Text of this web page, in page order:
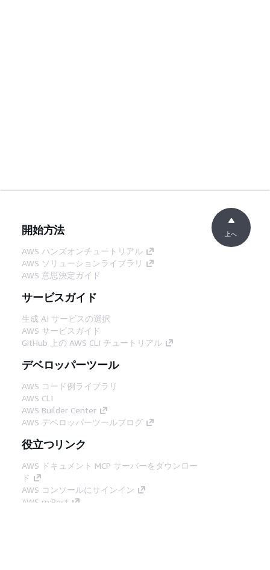
開始方法
AWS ハンズオンチュートリアル
AWS ソリューションライブラリ
AWS 意思決定ガイド
サービスガイド
生成 AI サービスの選択
AWS サービスガイド
GitHub 上の AWS CLI チュートリアル
デベロッパーツール
AWS コード例ライブラリ
AWS CLI
AWS Builder Center
AWS デベロッパーツールブログ
役立つリンク
AWS ドキュメント MCP サーバーをダウンロー
ド
AWS コンソールにサインイン
AWS re:Post
上へ